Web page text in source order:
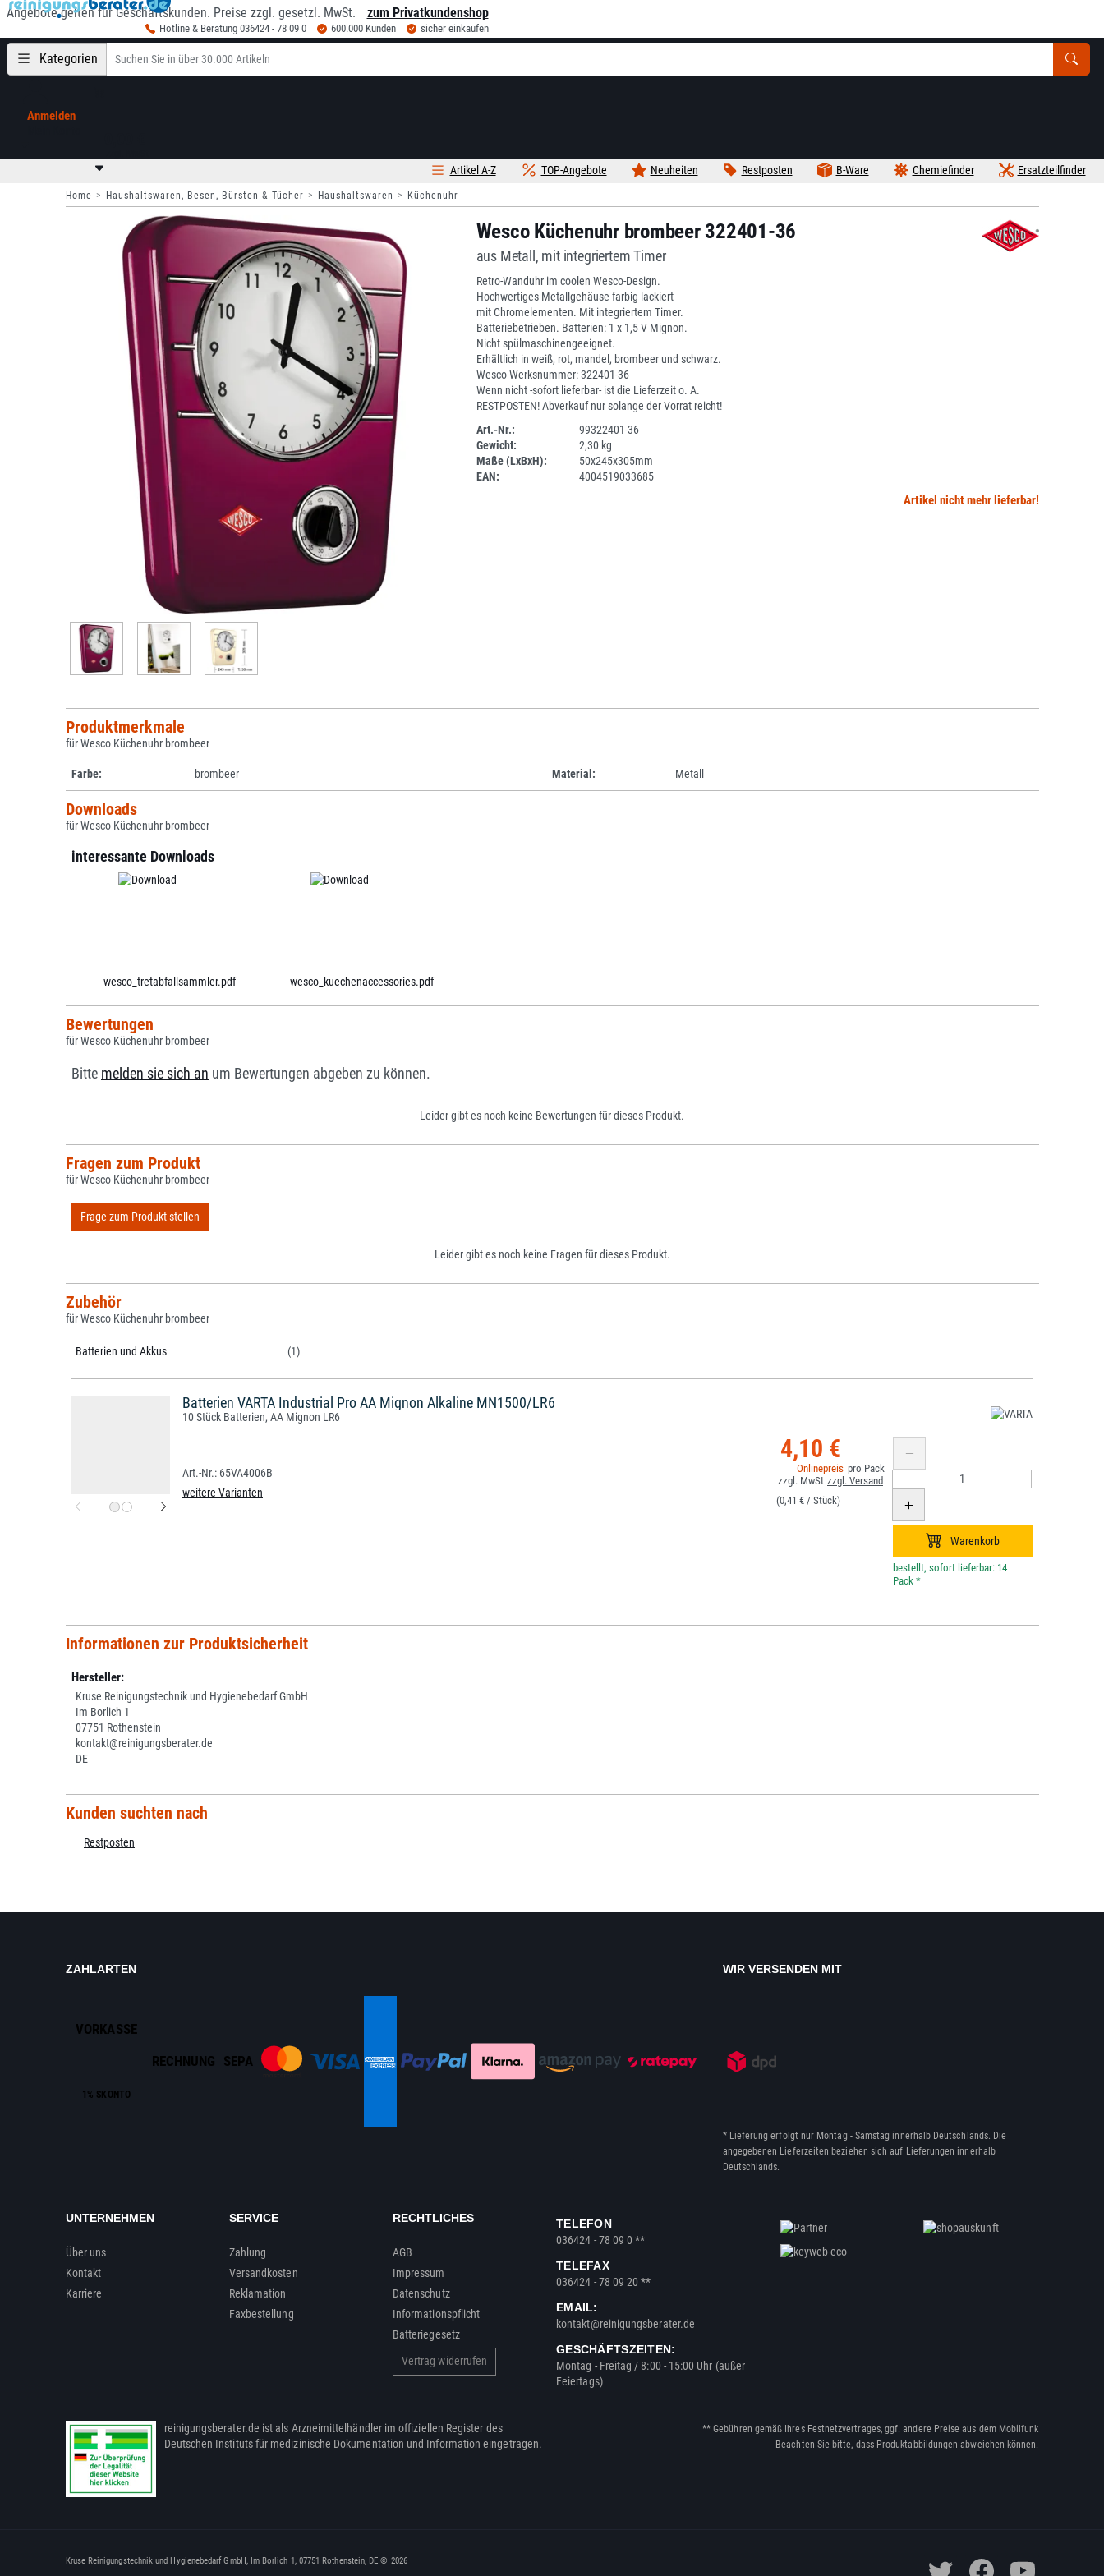
Angebote gelten für Geschäftskunden. Preise zzgl. gesetzl. MwSt. zum Privatkundenshop
Hotline & Beratung 036424 - 78 09 0 600.000 Kunden sicher einkaufen
Kategorien
Anmelden
Ersatzteilfinder
Chemiefinder
B-Ware
Restposten
Neuheiten
TOP-Angebote
Artikel A-Z
Home Haushaltswaren, Besen, Bürsten & Tücher Haushaltswaren Küchenuhr
Wesco Küchenuhr brombeer 322401-36
aus Metall, mit integriertem Timer
Retro-Wanduhr im coolen Wesco-Design.
Hochwertiges Metallgehäuse farbig lackiert
mit Chromelementen. Mit integriertem Timer.
Batteriebetrieben. Batterien: 1 x 1,5 V Mignon.
Nicht spülmaschinengeeignet.
Erhältlich in weiß, rot, mandel, brombeer und schwarz.
Wesco Werksnummer: 322401-36
Wenn nicht -sofort lieferbar- ist die Lieferzeit o. A.
RESTPOSTEN! Abverkauf nur solange der Vorrat reicht!
Art.-Nr.:
99322401-36
Gewicht:
2,30 kg
Maße (LxBxH):
50x245x305mm
EAN:
4004519033685
Artikel nicht mehr lieferbar!
Produktmerkmale
für Wesco Küchenuhr brombeer
Farbe: brombeer Material: Metall
Downloads
für Wesco Küchenuhr brombeer
interessante Downloads
wesco_tretabfallsammler.pdf wesco_kuechenaccessories.pdf
Bewertungen
für Wesco Küchenuhr brombeer
Bitte melden sie sich an um Bewertungen abgeben zu können.
Leider gibt es noch keine Bewertungen für dieses Produkt.
Fragen zum Produkt
für Wesco Küchenuhr brombeer
Frage zum Produkt stellen
Leider gibt es noch keine Fragen für dieses Produkt.
Zubehör
für Wesco Küchenuhr brombeer
Batterien und Akkus (1)
Batterien VARTA Industrial Pro AA Mignon Alkaline MN1500/LR6
10 Stück Batterien, AA Mignon LR6
65VA4006B
weitere Varianten
4,10 €
(0,41 € / )
*
Informationen zur Produktsicherheit
Hersteller:
Kruse Reinigungstechnik und Hygienebedarf GmbH
Im Borlich 1
07751 Rothenstein
kontakt@reinigungsberater.de
DE
Kunden suchten nach
Restposten
ZAHLARTEN
VORKASSE
1% SKONTO
RECHNUNG SEPA
WIR VERSENDEN MIT
* Lieferung erfolgt nur Montag - Samstag innerhalb Deutschlands. Die
angegebenen Lieferzeiten beziehen sich auf Lieferungen innerhalb
Deutschlands.
UNTERNEHMEN
Über uns
Kontakt
Karriere
SERVICE
Zahlung
Versandkosten
Reklamation
Faxbestellung
RECHTLICHES
AGB
Impressum
Datenschutz
Informationspflicht
Batteriegesetz
Vertrag widerrufen
TELEFON
036424 - 78 09 0 **
TELEFAX
036424 - 78 09 20 **
EMAIL:
kontakt@reinigungsberater.de
GESCHÄFTSZEITEN:
Montag - Freitag / 8:00 - 15:00 Uhr (außer
Feiertags)
reinigungsberater.de ist als Arzneimittelhändler im offiziellen Register des
Deutschen Instituts für medizinische Dokumentation und Information eingetragen.
** Gebühren gemäß Ihres Festnetzvertrages, ggf. andere Preise aus dem Mobilfunk
Beachten Sie bitte, dass Produktabbildungen abweichen können.
Kruse Reinigungstechnik und Hygienebedarf GmbH, Im Borlich 1, 07751 Rothenstein, DE © 2026